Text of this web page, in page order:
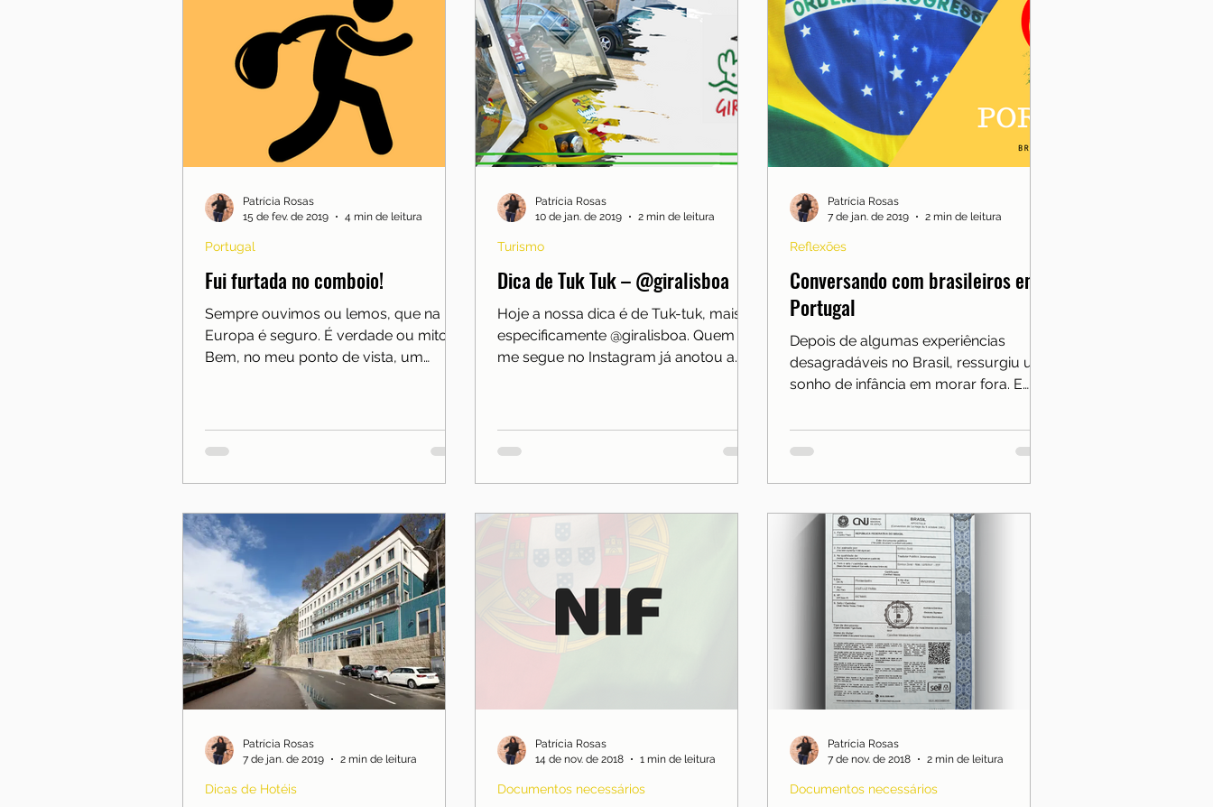
Educação Emprego Eventos História Lisboa Lisboa com crianças
Moradia Morar em Lisboa Notícias Reflexões
Reino Unido Serra da Estrela Serviços essenciais Sítios e freguesias
Fui furtada no comboio!
Sempre ouvimos ou lemos, que na
Europa é seguro. É verdade ou mito?!!!
Bem, no meu ponto de vista, um
Portugal
Patrícia Rosas
15 de fev. de 2019
4 min de leitura
Dica de Tuk Tuk – @giralisboa
Hoje a nossa dica é de Tuk-tuk, mais
especificamente @giralisboa. Quem
me segue no Instagram já anotou a
Turismo
Patrícia Rosas
10 de jan. de 2019
2 min de leitura
Conversando com brasileiros em
Portugal
Depois de algumas experiências
desagradáveis no Brasil, ressurgiu um
sonho de infância em morar fora. E
Reflexões
Patrícia Rosas
7 de jan. de 2019
2 min de leitura
Dicas de Hotéis
Patrícia Rosas
7 de jan. de 2019
2 min de leitura
Documentos necessários
Patrícia Rosas
14 de nov. de 2018
1 min de leitura
Documentos necessários
Patrícia Rosas
7 de nov. de 2018
2 min de leitura